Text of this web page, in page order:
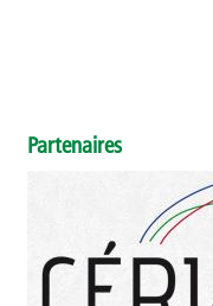
Partenaires